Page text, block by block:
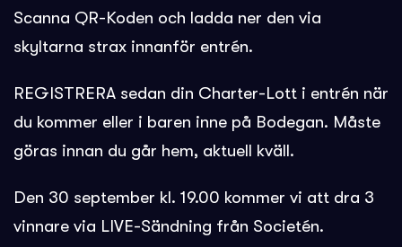
Scanna QR-Koden och ladda ner den via
skyltarna strax innanför entrén.
REGISTRERA sedan din Charter-Lott i entrén när
du kommer eller i baren inne på Bodegan. Måste
göras innan du går hem, aktuell kväll.
Den 30 september kl. 19.00 kommer vi att dra 3
vinnare via LIVE-Sändning från Societén.